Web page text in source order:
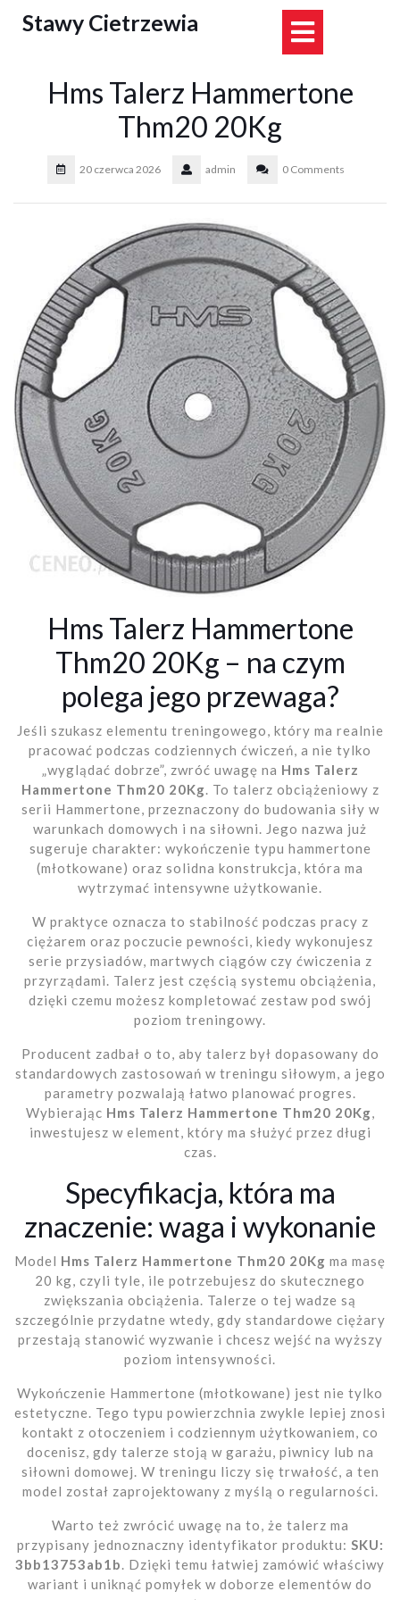
Stawy Cietrzewia
Hms Talerz Hammertone
Thm20 20Kg
20 czerwca 2026 admin 0 Comments
Hms Talerz Hammertone
Thm20 20Kg – na czym
polega jego przewaga?
Jeśli szukasz elementu treningowego, który ma realnie
pracować podczas codziennych ćwiczeń, a nie tylko
„wyglądać dobrze”, zwróć uwagę na Hms Talerz
Hammertone Thm20 20Kg. To talerz obciążeniowy z
serii Hammertone, przeznaczony do budowania siły w
warunkach domowych i na siłowni. Jego nazwa już
sugeruje charakter: wykończenie typu hammertone
(młotkowane) oraz solidna konstrukcja, która ma
wytrzymać intensywne użytkowanie.
W praktyce oznacza to stabilność podczas pracy z
ciężarem oraz poczucie pewności, kiedy wykonujesz
serie przysiadów, martwych ciągów czy ćwiczenia z
przyrządami. Talerz jest częścią systemu obciążenia,
dzięki czemu możesz kompletować zestaw pod swój
poziom treningowy.
Producent zadbał o to, aby talerz był dopasowany do
standardowych zastosowań w treningu siłowym, a jego
parametry pozwalają łatwo planować progres.
Wybierając Hms Talerz Hammertone Thm20 20Kg,
inwestujesz w element, który ma służyć przez długi
czas.
Specyfikacja, która ma
znaczenie: waga i wykonanie
Model Hms Talerz Hammertone Thm20 20Kg ma masę
20 kg, czyli tyle, ile potrzebujesz do skutecznego
zwiększania obciążenia. Talerze o tej wadze są
szczególnie przydatne wtedy, gdy standardowe ciężary
przestają stanowić wyzwanie i chcesz wejść na wyższy
poziom intensywności.
Wykończenie Hammertone (młotkowane) jest nie tylko
estetyczne. Tego typu powierzchnia zwykle lepiej znosi
kontakt z otoczeniem i codziennym użytkowaniem, co
docenisz, gdy talerze stoją w garażu, piwnicy lub na
siłowni domowej. W treningu liczy się trwałość, a ten
model został zaprojektowany z myślą o regularności.
Warto też zwrócić uwagę na to, że talerz ma
przypisany jednoznaczny identyfikator produktu: SKU:
3bb13753ab1b. Dzięki temu łatwiej zamówić właściwy
wariant i uniknąć pomyłek w doborze elementów do